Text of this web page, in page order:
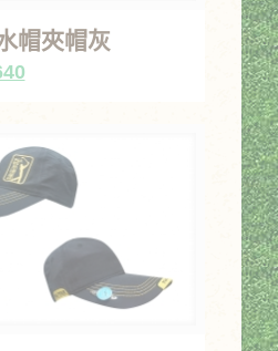
帽夾帽灰
。
目
格：
NT$640。